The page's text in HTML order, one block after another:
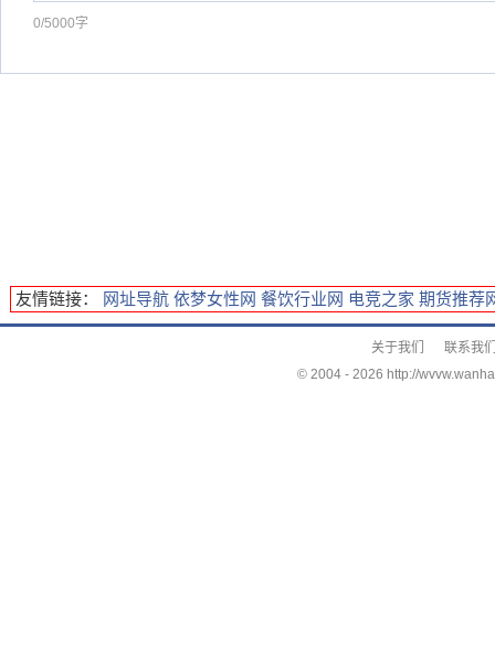
0/5000字
友情链接： 网址导航 依梦女性网 餐饮行业网 电竞之家 期货推荐
关于我们
联系我
© 2004 - 2026 http://